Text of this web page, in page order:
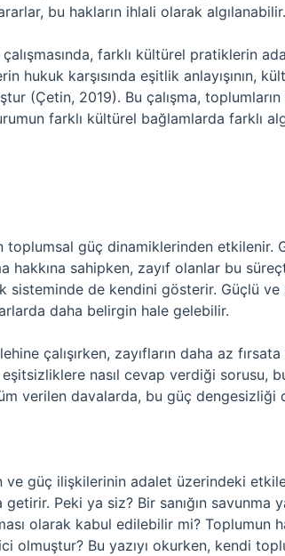
bu hakların ihlali olarak algılanabilir.
farklı kültürel pratiklerin
hukuk karşısında eşitlik anlayışının,
(Çetin, 2019). Bu çalışma, toplumların
farklı kültürel bağlamlarda farklı
güç dinamiklerinden etkilenir.
sahipken, zayıf olanlar bu
de kendini gösterir. Güçlü ve
daha belirgin hale gelebilir.
çalışırken, zayıfların daha az
nasıl cevap verdiği sorusu,
verilen davalarda, bu güç dengesizliği
ve güç ilişkilerinin adalet üzerindeki
Peki ya siz? Bir sanığın savunma
olarak kabul edilebilir mi? Toplumun
olmuştur? Bu yazıyı okurken, kendi